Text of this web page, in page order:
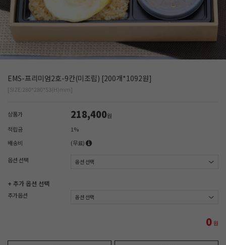
EMS-프리미엄2호-9칸(미조립) [200개*1092원]
[SIZE:280*280*53(H)mm]
상품가 218,400원
적립금
1%
배송비
(무료)
옵션 선택
+ 추가 옵션 선택
추가옵션
0원